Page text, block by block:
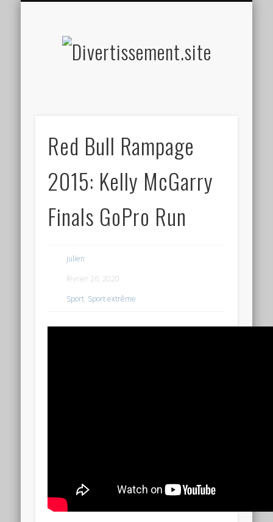
Red Bull Rampage
2015: Kelly McGarry
Finals GoPro Run
julien
février 26, 2020
Sport, Sport extrême